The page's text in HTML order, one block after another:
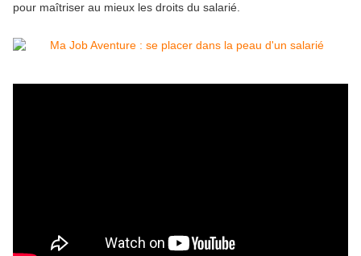
pour maîtriser au mieux les droits du salarié.